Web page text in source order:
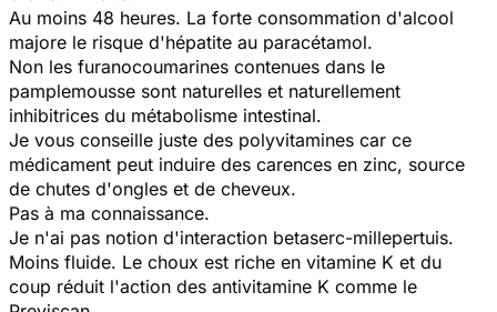
Au moins 48 heures. La forte consommation d'alcool
majore le risque d'hépatite au paracétamol.
Non les furanocoumarines contenues dans le
pamplemousse sont naturelles et naturellement
inhibitrices du métabolisme intestinal.
Je vous conseille juste des polyvitamines car ce
médicament peut induire des carences en zinc, source
de chutes d'ongles et de cheveux.
Pas à ma connaissance.
Je n'ai pas notion d'interaction betaserc-millepertuis.
Moins fluide. Le choux est riche en vitamine K et du
coup réduit l'action des antivitamine K comme le